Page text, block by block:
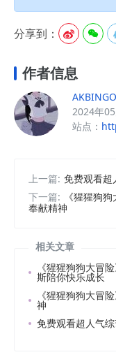
分享到：  
作者信息
AKBINGO
2024年
站点：
上一篇: 免费观看超
下一篇:
《猩猩狗
奉献精神
相关文章
《猩猩狗狗大冒
斯陪你快乐成长
《猩猩狗狗大冒
神
免费观看超人气